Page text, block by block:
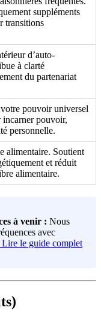
suppléments
transitions
d’auto-
à clarté
du partenariat
pouvoir universel
incarner pouvoir,
personnelle.
alimentaire. Soutient
et réduit
alimentaire.
à venir : Nous
avec
le guide complet